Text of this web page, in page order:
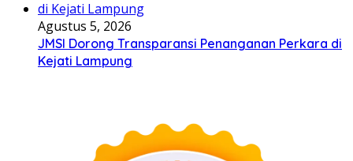
Agustus 5, 2026
JMSI Dorong Transparansi Penanganan Perkara di
Kejati Lampung